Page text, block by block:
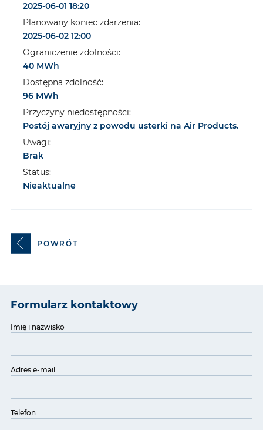
2025-06-01 18:20
Planowany koniec zdarzenia:
2025-06-02 12:00
Ograniczenie zdolności:
40 MWh
Dostępna zdolność:
96 MWh
Przyczyny niedostępności:
Postój awaryjny z powodu usterki na Air Products.
Uwagi:
Brak
Status:
Nieaktualne
POWRÓT
Formularz kontaktowy
Imię i nazwisko
Adres e-mail
Telefon